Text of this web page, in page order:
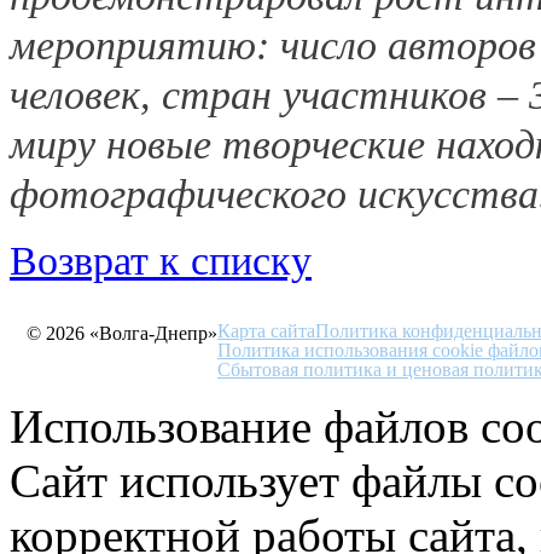
мероприятию: число
человек, стран участников
миру новые творческие
фотографического
Возврат к списку
© 2026 «Волга-Днепр»Карта сайтаПолитика
Политика использования cookie
Сбытовая политика и ценовая
Использование файлов
Сайт использует файлы
корректной работы